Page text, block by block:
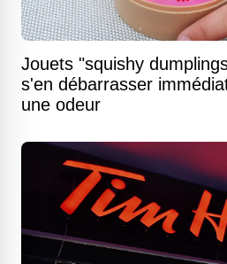
Jouets "squishy
s'en débarrasser
une odeur